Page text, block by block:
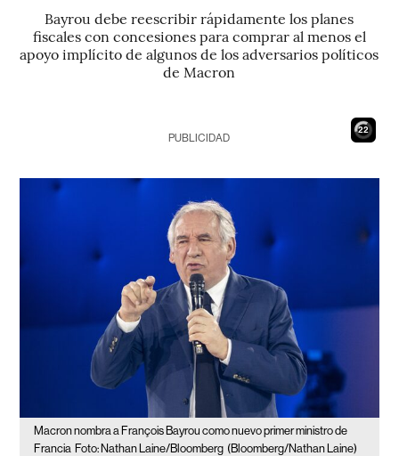
Bayrou debe reescribir rápidamente los planes
fiscales con concesiones para comprar al menos el
apoyo implícito de algunos de los adversarios políticos
de Macron
21
PUBLICIDAD
Macron nombra a François Bayrou como nuevo primer ministro de
Francia Foto: Nathan Laine/Bloomberg (Bloomberg/Nathan Laine)